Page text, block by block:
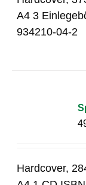
A4 3
934210-04-2
Hardcover,